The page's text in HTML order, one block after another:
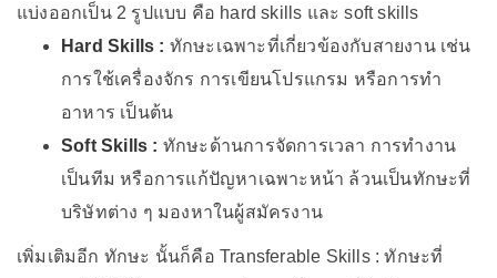
แบ่งออกเป็น 2 รูปแบบ คือ hard skills และ soft skills
Hard Skills : ทักษะเฉพาะที่เกี่ยวข้องกับสายงาน เช่น
การใช้เครื่องจักร การเขียนโปรแกรม หรือการทำ
อาหาร เป็นต้น
Soft Skills : ทักษะด้านการจัดการเวลา การทำงาน
เป็นทีม หรือการแก้ปัญหาเฉพาะหน้า ล้วนเป็นทักษะที่
บริษัทต่าง ๆ มองหาในผู้สมัครงาน
เพิ่มเติมอีก ทักษะ นั้นก็คือ Transferable Skills : ทักษะที่